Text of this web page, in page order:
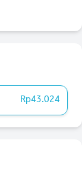
Rp43.024